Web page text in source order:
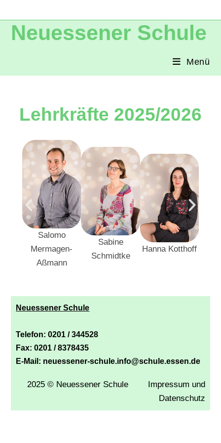
Neuessener Schule
Menü
Lehrkräfte 2025/2026
Salomo
Mermagen-
Aßmann
Sabine
Schmidtke
Hanna Kotthoff
Neuessener Schule
Telefon: 0201 / 344528
Fax: 0201 / 8378435
E-Mail: neuessener-schule.info@schule.essen.de
2025 © Neuessener Schule
Impressum und
Datenschutz